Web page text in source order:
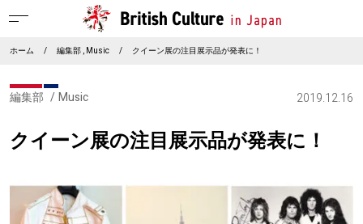
ホーム / 編集部 Music / クイーン展の注目展示品が発表に！
編集部 Music 2019.12.16
クイーン展の注目展示品が発表に！